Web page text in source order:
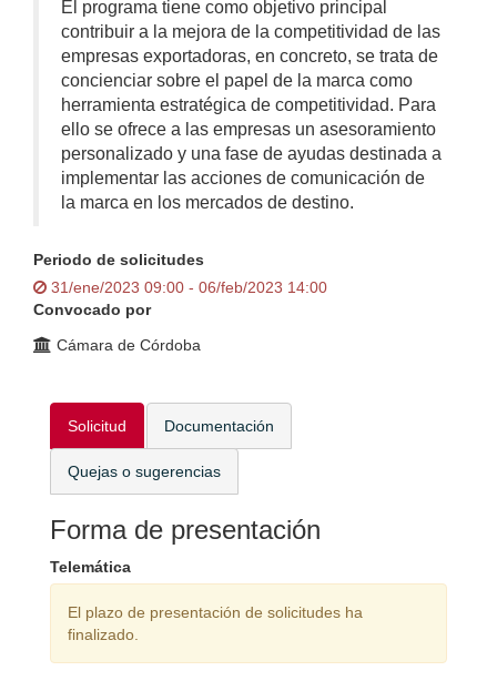
El programa tiene como objetivo principal
contribuir a la mejora de la competitividad de las
empresas exportadoras, en concreto, se trata de
concienciar sobre el papel de la marca como
herramienta estratégica de competitividad. Para
ello se ofrece a las empresas un asesoramiento
personalizado y una fase de ayudas destinada a
implementar las acciones de comunicación de
la marca en los mercados de destino.
Periodo de solicitudes
31/ene/2023 09:00 - 06/feb/2023 14:00
Convocado por
Cámara de Córdoba
Solicitud Documentación
Quejas o sugerencias
Forma de presentación
Telemática
El plazo de presentación de solicitudes ha
finalizado.